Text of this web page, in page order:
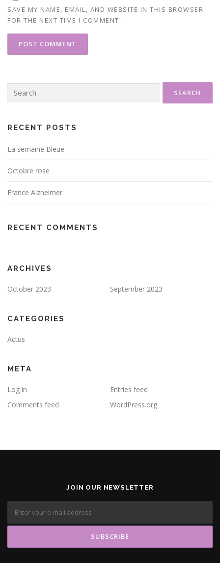
SAVE MY NAME, EMAIL, AND WEBSITE IN THIS BROWSER
FOR THE NEXT TIME I COMMENT.
for:
RECENT POSTS
La semaine Bleue
Octobre rose
France Alzheimer
RECENT COMMENTS
ARCHIVES
October 2023 September 2023
CATEGORIES
Actus
META
Log in
Entries feed
Comments feed
WordPress.org
JOIN OUR NEWSLETTER